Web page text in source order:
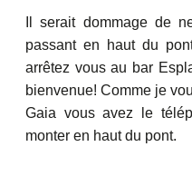
Il serait dommage de
passant en haut du
arrêtez vous au bar
bienvenue! Comme je
Gaia vous avez le
monter en haut du pont.